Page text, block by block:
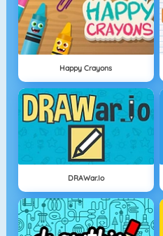
Happy Crayons
DRAWar.io